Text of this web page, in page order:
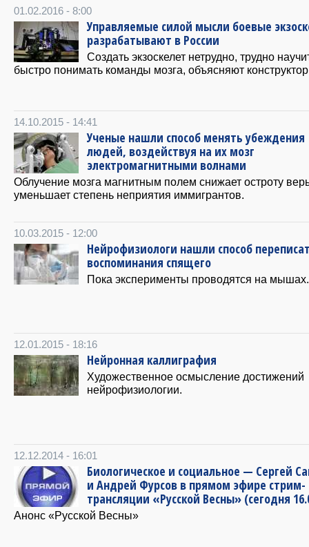
01.02.2016 - 8:00
Управляемые силой мысли боевые
разрабатывают в России
Создать экзоскелет нетрудно, трудно
быстро понимать команды мозга, объясняют
14.10.2015 - 14:41
Ученые нашли способ менять убеждения
людей, воздействуя на их мозг
электромагнитными волнами
Облучение мозга магнитным полем снижает остроту
уменьшает степень неприятия иммигрантов.
10.03.2015 - 12:00
Нейрофизиологи нашли способ
воспоминания спящего
Пока эксперименты проводятся на мышах.
12.01.2015 - 18:16
Нейронная каллиграфия
Художественное осмысление достижений
нейрофизиологии.
12.12.2014 - 16:01
Биологическое и социальное — Сергей
и Андрей Фурсов в прямом эфире стрим-
трансляции «Русской Весны» (сегодня
Анонс «Русской Весны»